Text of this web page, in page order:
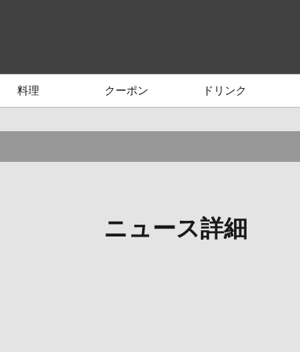
料理 クーポン ドリンク
ニュース詳細